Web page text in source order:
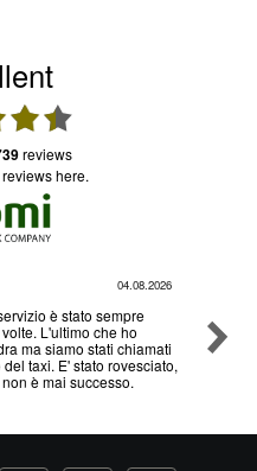
reviews
reviews here.
04.08.2026
è stato sempre
L'ultimo che ho
ma siamo stati chiamati
taxi. E' stato rovesciato,
è mai successo.